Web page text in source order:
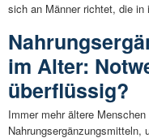
sich an Männer richtet, die in
im Alter:
überflüssig?
Immer mehr ältere
Nahrungsergänzungsmitteln,